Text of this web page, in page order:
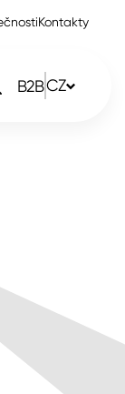
Kontakty
B2BCZ
EN